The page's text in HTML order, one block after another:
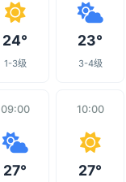
24°
1-3级
23°
3-4级
09:00
27°
10:00
27°